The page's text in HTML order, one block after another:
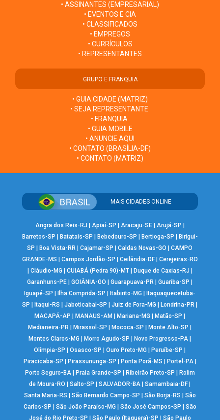
• ASSINANTES (EMPRESARIAL)
• EVENTOS E CIA
• CLASSIFICADOS
• EMPREGOS
• CURRÍCULOS
• REPRESENTANTES
GRUPO E FRANQUIA
• GUIA CIDADE (MATRIZ)
• SEJA REPRESENTANTE
• FRANQUIA
• GUIA MOBILE
• ANUNCIE AQUI
• CONTATO (BRASÍLIA-DF)
• CONTATO (MATRIZ)
MAIS CIDADES ONLINE
Angra dos Reis-RJ Apiaí-SP Aracaju-SE| Arujá-SP
Barretos-SP
Batatais-SP Bebedouro-SP Bertioga-SP
Birigui-
SP
Boa Vista-RR |Cajamar-SP |Caldas Novas-GO |CAMPO
GRANDE-MS
Campos Jordão-SP Ceilândia-DF| Cerejeiras-RO
Cláudio-MG CUIABÁ (Pedra 90)-MT| Duque de Caxias-RJ
Garanhuns-PE |GOIÂNIA-GO |Guarapuava-PR |Guariba-SP
Iguapé-SP
Ilha Comprida-SP Itabirito-MG
Itaquaquecetuba-
SP
Itaqui-RS |Jaboticabal-SP |Juiz de Fora-MG Londrina-PR
MACAPÁ-AP
MANAUS-AM Mariana-MG Matão-SP
Medianeira-PR
Mirassol-SP Mococa-SP Monte Alto-SP
Montes Claros-MG
Morro Agudo-SP Novo Progresso-PA
Olímpia-SP
|Osasco-SP |Ouro Preto-MG Peruíbe-SP
Piracicaba-SP
Pirassununga-SP Ponta Porã-MS Portel-PA|
Porto Seguro-BA| Praia Grande-SP Ribeirão Preto-SP
Rolim
de Moura-RO
|Salto-SP |SALVADOR-BA |Samambaia-DF
Santa Maria-RS
São Bernardo Campo-SP São Borja-RS
São
Carlos-SP
São João Paraíso-MG São José Campos-SP
São
José do Rio Preto-SP
São Paulo (Itaquera)-SP São Paulo